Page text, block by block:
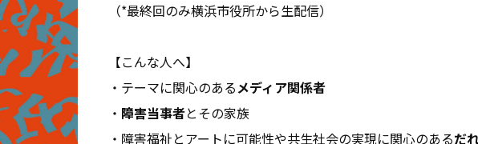
（*最終回のみ横浜市役所から生配信）
【こんな人へ】
・テーマに関心のあるメディア関係者
・ 障害当事者とその家族
・障害福祉とアートに可能性や共生社会の実現に関心のあるだ